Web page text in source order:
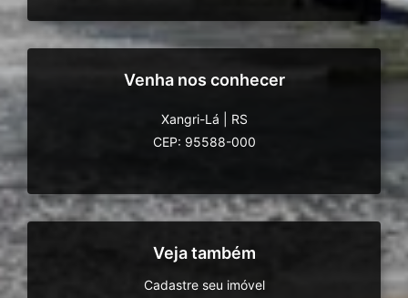
Venha nos conhecer
Xangri-Lá
RS
CEP: 95588-000
Veja também
Cadastre seu imóvel